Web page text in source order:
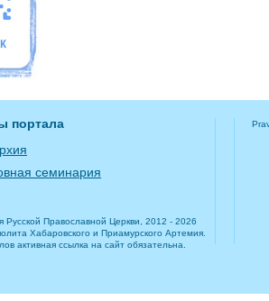
портала
семинария
Русской Православной Церкви, 2012 - 2026
Хабаровского и Приамурского Артемия.
активная ссылка на сайт обязательна.